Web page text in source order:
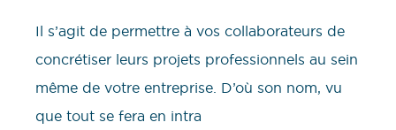
Il s’agit de permettre à vos collaborateurs de
concrétiser leurs projets professionnels au sein
même de votre entreprise. D’où son nom, vu
que tout se fera en intra